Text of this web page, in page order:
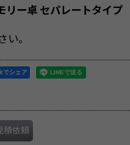
リー卓 セパレートタイプ
い。
シェア
積依頼